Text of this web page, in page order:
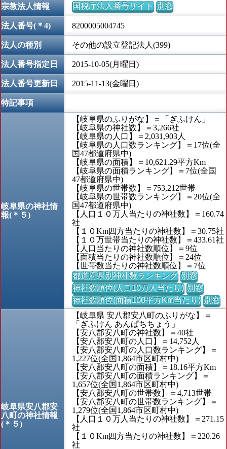
宗教法人情報 国税庁法人番号サイト 別窓
法人番号(＊4) 8200005004745
法人の種別 その他の設立登記法人(399)
法人番号指定日 2015-10-05(月曜日)
法人番号更新日 2015-11-13(金曜日)
特記事項
岐阜県の神社情
報(＊５)
【岐阜県のふりがな】＝「ぎふけん」
【岐阜県の神社数】＝3,266社
【岐阜県の人口】＝2,031,903人
【岐阜県の人口数ランキング】＝17位(全
国47都道府県中)
【岐阜県の面積】＝10,621.29平方Km
【岐阜県の面積ランキング】＝7位(全国
47都道府県中)
【岐阜県の世帯数】＝753,212世帯
【岐阜県の世帯数ランキング】＝20位(全
国47都道府県中)
【人口１０万人当たりの神社数】＝160.74
社
【１０Km四方当たりの神社数】＝30.75社
【１０万世帯当たりの神社数】＝433.61社
【人口当たりの神社数順位】＝9位
【面積当たりの神社数順位】＝24位
【世帯数当たりの神社数順位】＝7位
都道府県別神社数ランキング 別窓
神社数順位(人口10万人当たり) 別窓
神社数順位(面積100平方Km当たり) 別窓
岐阜県安八郡安
八町の神社情報
(＊５)
【岐阜県 安八郡安八町のふりがな】＝
「ぎふけん あんぱちちょう」
【安八郡安八町の神社数】＝40社
【安八郡安八町の人口】＝14,752人
【安八郡安八町の人口数ランキング】＝
1,227位(全国1,864市区町村中)
【安八郡安八町の面積】＝18.16平方Km
【安八郡安八町の面積ランキング】＝
1,657位(全国1,864市区町村中)
【安八郡安八町の世帯数】＝4,713世帯
【安八郡安八町の世帯数ランキング】＝
1,279位(全国1,864市区町村中)
【人口１０万人当たりの神社数】＝271.15
社
【１０Km四方当たりの神社数】＝220.26
社